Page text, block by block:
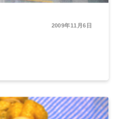
2009年11月6日